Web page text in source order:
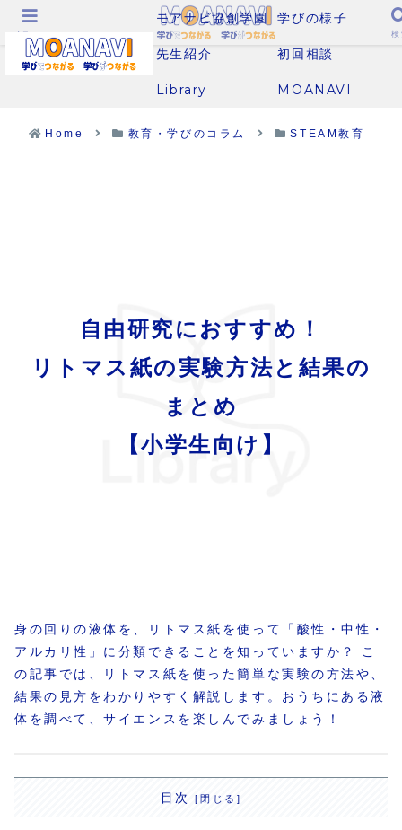
モアナビ協創学園 学びの様子
先生紹介 初回相談
Library MOANAVI
Home 教育・学びのコラム STEAM教育
自由研究におすすめ！
リトマス紙の実験方法と結果の
まとめ
【小学生向け】
身の回りの液体を、リトマス紙を使って「酸性・中性・
アルカリ性」に分類できることを知っていますか？ こ
の記事では、リトマス紙を使った簡単な実験の方法や、
結果の見方をわかりやすく解説します。おうちにある液
体を調べて、サイエンスを楽しんでみましょう！
目次
メニュー